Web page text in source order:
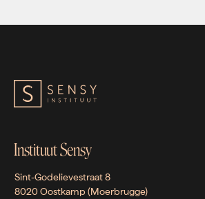
Instituut Sensy
Sint-Godelievestraat 8
8020 Oostkamp (Moerbrugge)